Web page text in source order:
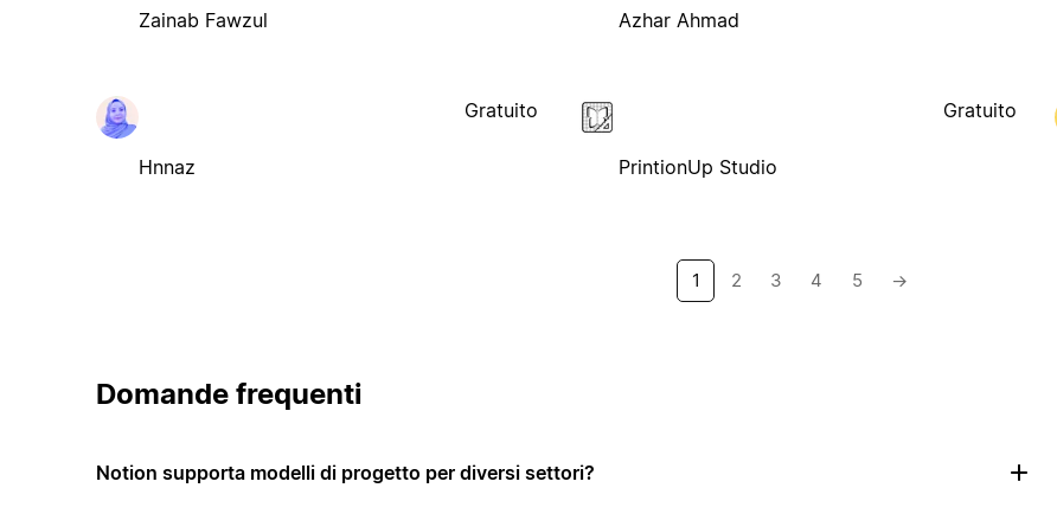
Zainab Fawzul Azhar Ahmad
Hnnaz
Gratuito
PrintionUp Studio
Gratuito
1 2 3 4 5 →
Domande frequenti
Notion supporta modelli di progetto per diversi settori?